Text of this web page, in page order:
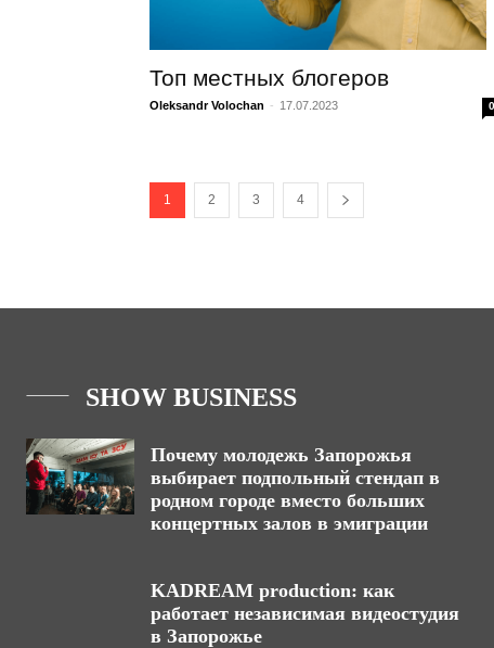
Топ местных блогеров
Oleksandr Volochan - 17.07.2023 0
1 2 3 4
SHOW BUSINESS
Почему молодежь Запорожья
выбирает подпольный стендап в
родном городе вместо больших
концертных залов в эмиграции
KADREAM production: как
работает независимая видеостудия
в Запорожье